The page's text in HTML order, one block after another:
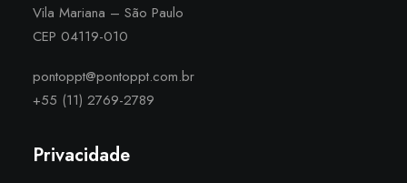
Vila Mariana – São Paulo
CEP 04119-010
pontoppt@pontoppt.com.br
+55 (11) 2769-2789
Privacidade